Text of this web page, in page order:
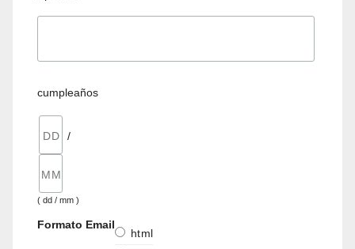
cumpleaños
/
( dd / mm )
Formato Email
html